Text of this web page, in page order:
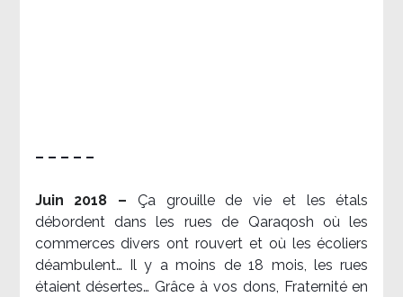
– – – – –
Juin 2018 – Ça grouille de vie et les étals
débordent dans les rues de Qaraqosh où les
commerces divers ont rouvert et où les écoliers
déambulent… Il y a moins de 18 mois, les rues
étaient désertes… Grâce à vos dons, Fraternité en